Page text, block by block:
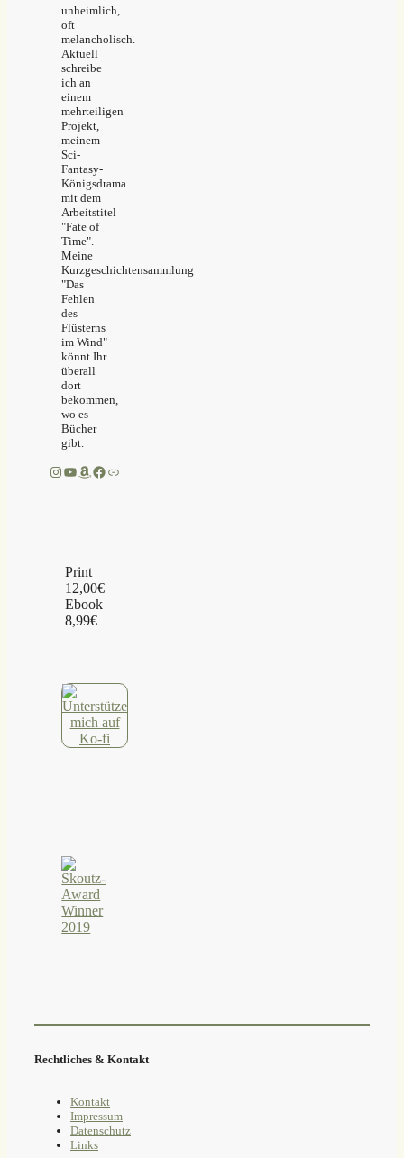
unheimlich,
oft
melancholisch.
Aktuell
schreibe
ich an
einem
mehrteiligen
Projekt,
meinem
Sci-
Fantasy-
Königsdrama
mit dem
Arbeitstitel
"Fate of
Time".
Meine
Kurzgeschichtensammlung
"Das
Fehlen
des
Flüsterns
im Wind"
könnt Ihr
überall
dort
bekommen,
wo es
Bücher
gibt.
Instagram
YouTube
Amazon
Facebook
Link
Print
12,00€
Ebook
8,99€
Rechtliches & Kontakt
Kontakt
Impressum
Datenschutz
Links